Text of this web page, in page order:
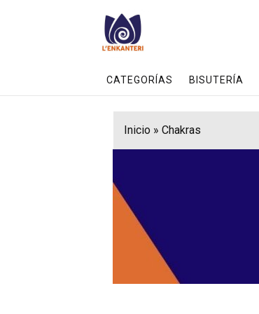
CATEGORÍAS BISUTERÍA
Inicio» Chakras